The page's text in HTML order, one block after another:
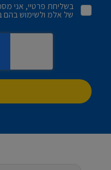
בשליחת פרטיי, אני
של אלמ ולשימוש